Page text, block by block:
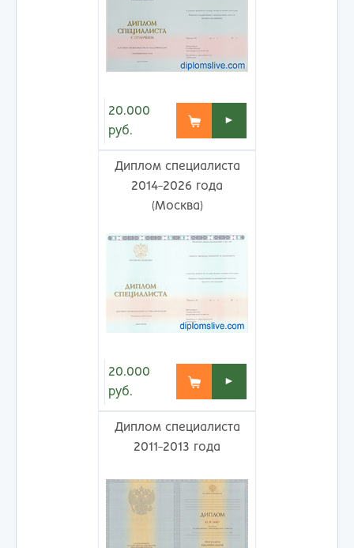
20.000
руб.
►
Диплом специалиста
2014-2026 года
(Москва)
20.000
руб.
►
Диплом специалиста
2011-2013 года